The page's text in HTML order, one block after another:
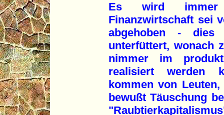
Es wird immer
Finanzwirtschaft sei
abgehoben - dies
unterfüttert, wonach
nimmer im
realisiert werden
kommen von
bewußt Täuschung